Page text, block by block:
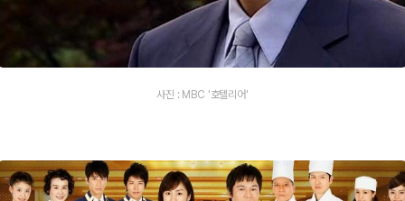
사진 : MBC '호텔리어'